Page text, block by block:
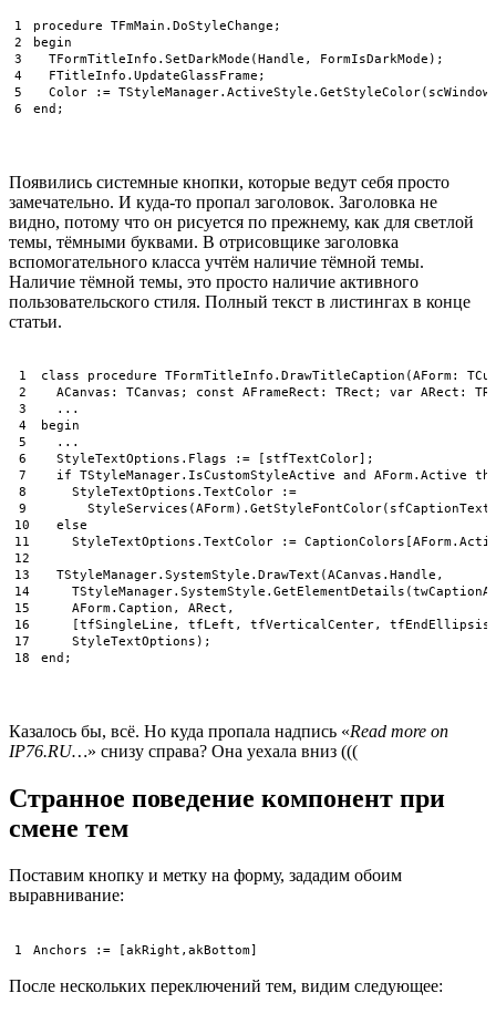
1
2
3
4
5
6
procedure TFmMain . DoStyleChange ;
begin
TFormTitleInfo . SetDarkMode (Handle , FormIsDarkMode ) ;
FTitleInfo . UpdateGlassFrame ;
Color
: = TStyleManager. ActiveStyle . GetStyleColor( scWindow
end ;
Появились системные кнопки, которые ведут себя просто
замечательно. И куда-то пропал заголовок. Заголовка не
видно, потому что он рисуется по прежнему, как для светлой
темы, тёмными буквами. В отрисовщике заголовка
вспомогательного класса учтём наличие тёмной темы.
Наличие тёмной темы, это просто наличие активного
пользовательского стиля. Полный текст в листингах в конце
статьи.
1
2
3
4
5
6
7
8
9
10
11
12
13
14
15
16
17
18
class procedure TFormTitleInfo . DrawTitleCaption ( AForm:
ACanvas : TCanvas ; const AFrameRect : TRect ; var ARect :
. . .
begin
. . .
StyleTextOptions . Flags : = stfTextColor
;
if
TStyleManager. IsCustomStyleActive and AForm. Active
StyleTextOptions . TextColor : =
StyleServices ( AForm) . GetStyleFontColor(
else
StyleTextOptions . TextColor : = CaptionColors AForm.
TStyleManager. SystemStyle . DrawText ( ACanvas . Handle ,
TStyleManager. SystemStyle . GetElementDetails (
AForm. Caption , ARect ,
tfSingleLine , tfLeft , tfVerticalCenter, tfEndEllipsis
StyleTextOptions ) ;
end ;
Казалось бы, всё. Но куда пропала надпись «Read more on
IP76.RU…» снизу справа? Она уехала вниз (((
Странное поведение компонент при
смене тем
Поставим кнопку и метку на форму, зададим обоим
выравнивание:
1 Anchors : = [akRight , akBottom]
После нескольких переключений тем, видим следующее: